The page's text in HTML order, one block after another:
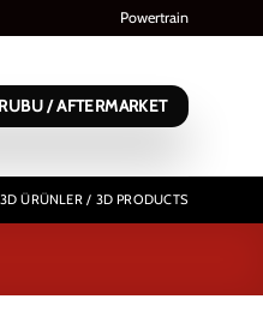
Powertrain
/ AFTERMARKET
3D ÜRÜNLER / 3D PRODUCTS